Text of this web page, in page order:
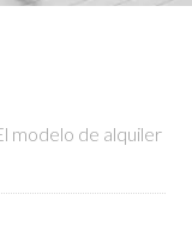
modelo de alquiler